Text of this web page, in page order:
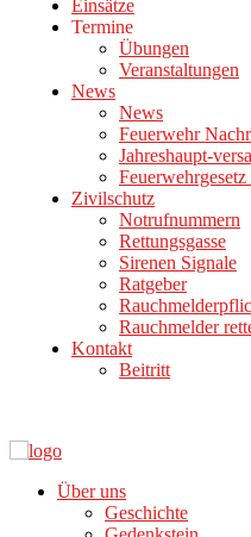
Einsätze
Termine
Übungen
Veranstaltungen
News
News
Feuerwehr
Jahreshaupt-
Zivilschutz
Notrufnummern
Rettungsgasse
Sirenen Signale
Ratgeber
Rauchmelder
Kontakt
Beitritt
Über uns
Geschichte